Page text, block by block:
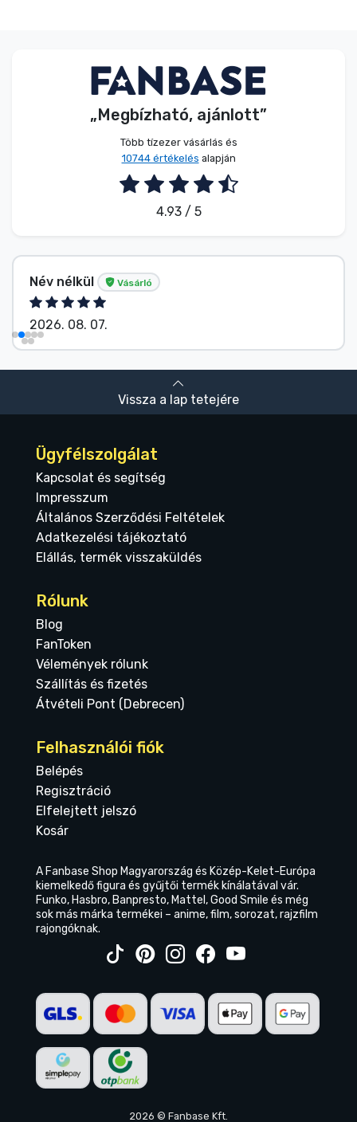
„Megbízható, ajánlott”
Több tízezer vásárlás és
10744 értékelés alapján
4.93 / 5
Név nélkül Vásárló
2026. 08. 07.
Vissza a lap tetejére
Ügyfélszolgálat
Kapcsolat és segítség
Impresszum
Általános Szerződési Feltételek
Adatkezelési tájékoztató
Elállás, termék visszaküldés
Rólunk
Blog
FanToken
Vélemények rólunk
Szállítás és fizetés
Átvételi Pont (Debrecen)
Felhasználói fiók
Belépés
Regisztráció
Elfelejtett jelszó
Kosár
A Fanbase Shop Magyarország és Közép-Kelet-Európa
kiemelkedő figura és gyűjtői termék kínálatával vár.
Funko, Hasbro, Banpresto, Mattel, Good Smile és még
sok más márka termékei – anime, film, sorozat, rajzfilm
rajongóknak.
2026 © Fanbase Kft.